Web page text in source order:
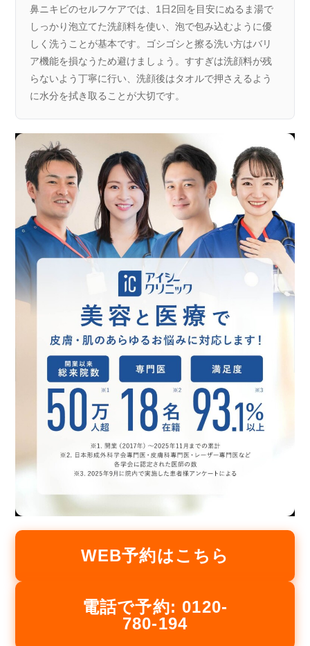
鼻ニキビのセルフケアでは、1日2回を目安にぬるま湯で
しっかり泡立てた洗顔料を使い、泡で包み込むように優
しく洗うことが基本です。ゴシゴシと擦る洗い方はバリ
ア機能を損なうため避けましょう。すすぎは洗顔料が残
らないよう丁寧に行い、洗顔後はタオルで押さえるよう
に水分を拭き取ることが大切です。
WEB予約はこちら
電話で予約: 0120-
780-194